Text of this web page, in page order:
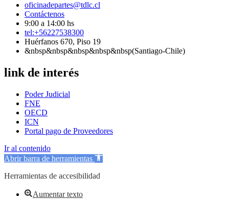
oficinadepartes@tdlc.cl
Contáctenos
9:00 a 14:00 hs
tel:+56227538300
Huérfanos 670, Piso 19
&nbsp&nbsp&nbsp&nbsp&nbsp(Santiago-Chile)
link de interés
Poder Judicial
FNE
OECD
ICN
Portal pago de Proveedores
Ir al contenido
Abrir barra de herramientas
Herramientas de accesibilidad
Aumentar texto